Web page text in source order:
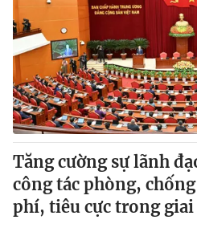
Tăng cường sự lãnh
công tác phòng,
phí, tiêu cực trong